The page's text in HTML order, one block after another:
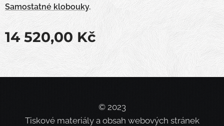
Samostatné klobouky.
14 520,00 Kč
© 2023
Tiskové materiály a obsah webových stránek